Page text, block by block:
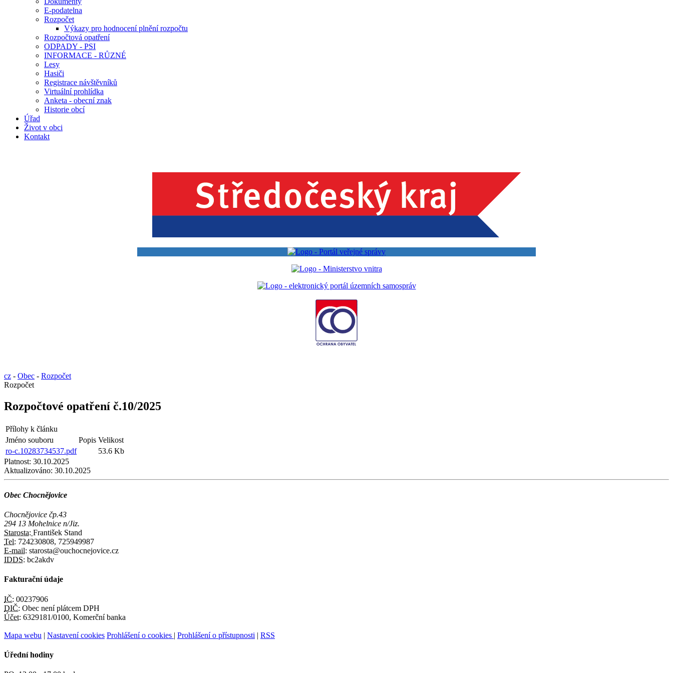
E-podatelna
Rozpočet
Výkazy pro hodnocení plnění rozpočtu
Rozpočtová opatření
ODPADY - PSI
INFORMACE - RŮZNÉ
Lesy
Hasiči
Registrace návštěvníků
Virtuální prohlídka
Anketa - obecní znak
Historie obcí
Úřad
Život v obci
Kontakt
cz - Obec - Rozpočet
Rozpočet
Rozpočtové opatření č.10/2025
Přílohy k článku
Jméno souboru
Popis Velikost
ro-c.10283734537.pdf
53.6 Kb
Platnost: 30.10.2025
Aktualizováno: 30.10.2025
Obec Chocnějovice
Chocnějovice čp.43
294 13 Mohelnice n/Jiz.
Starosta: František Stand
Tel: 724230808, 725949987
E-mail: starosta@ouchocnejovice.cz
IDDS: bc2akdv
Fakturační údaje
IČ: 00237906
DIČ: Obec není plátcem DPH
Účet: 6329181/0100, Komerční banka
Mapa webu | Nastavení cookies Prohlášení o cookies | Prohlášení o přístupnosti | RSS
Úřední hodiny